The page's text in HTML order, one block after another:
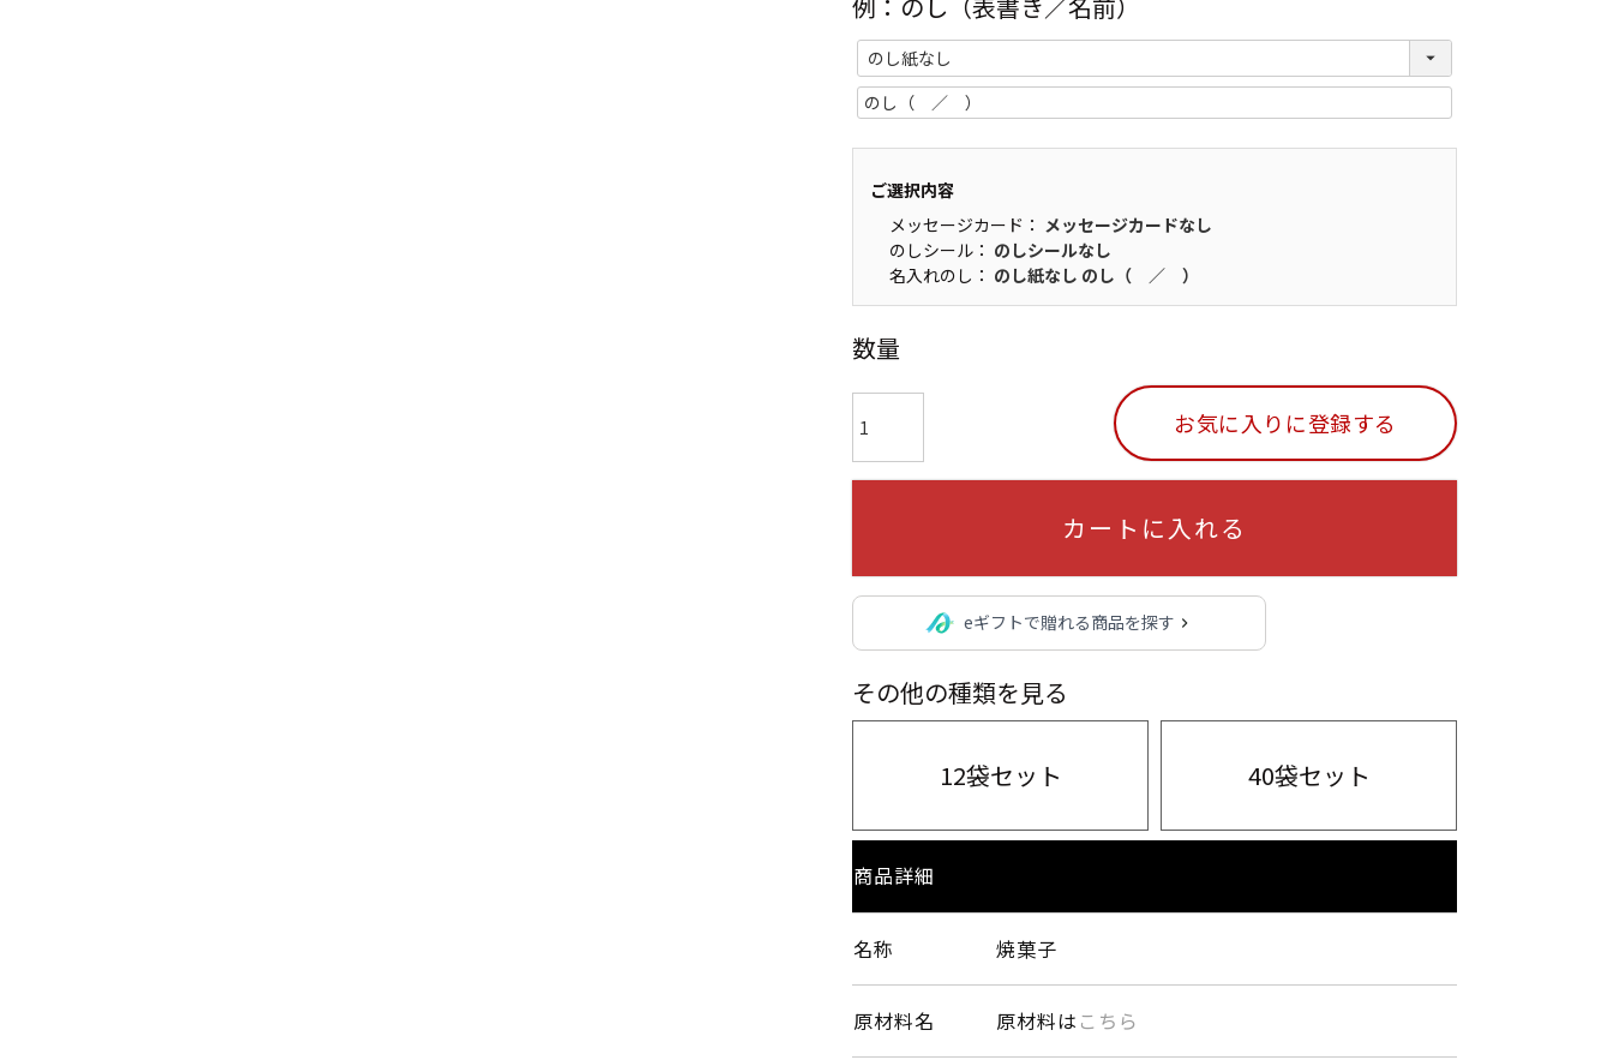
ご選択内容
メッセージカード： メッセージカードなし
のしシール： のしシールなし
名入れのし： のし紙なし のし（ ／ ）
数量
お気に入りに登録する
カートに入れる
eギフトで贈れる商品を探す
その他の種類を見る
12袋セット 40袋セット
商品詳細
名称 焼菓子
原材料名 原材料は こちら